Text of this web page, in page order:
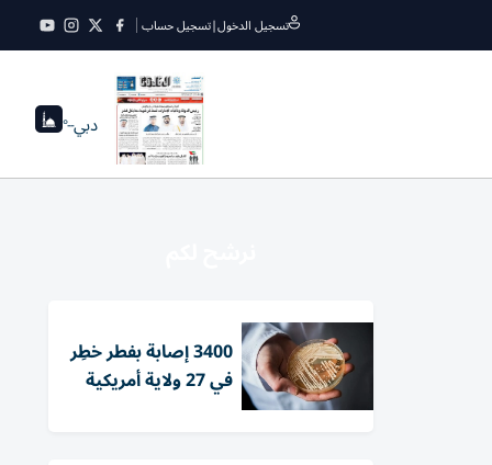
تسجيل الدخول|تسجيل حساب
دبي--°
3400 إصابة بفطر خطِر
في 27 ولاية أمريكية